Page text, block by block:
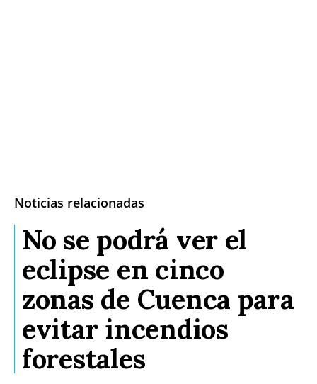
Noticias relacionadas
No se podrá ver el
eclipse en cinco
zonas de Cuenca para
evitar incendios
forestales